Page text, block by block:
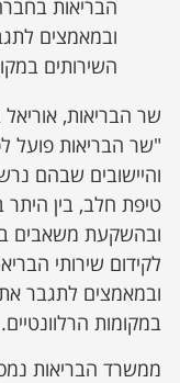
הבריאות
ובמאמצים
השירותים
שר הבריאות,
"שר הבריאות פועל
והיישובים שבהם
טיפת חלב, בין היתר
ובהשקעת משאבים
לקידום שירותי
ובמאמצים לתגבר את
במקומות הרלוונטיים.
ממשרד הבריאות